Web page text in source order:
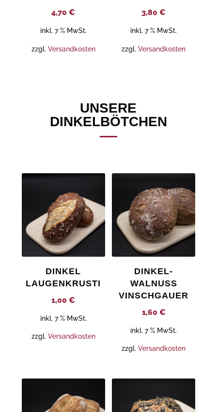
4,70€
inkl. 7 % MwSt.
zzgl. Versandkosten
3,80€
inkl. 7 % MwSt.
zzgl.Versandkosten
UNSERE
DINKELBÖTCHEN
DINKEL
LAUGENKRUSTI
1,00€
inkl. 7 % MwSt.
zzgl. Versandkosten
DINKEL-
WALNUSS
VINSCHGAUER
1,60 €
inkl. 7 % MwSt.
zzgl.Versandkosten